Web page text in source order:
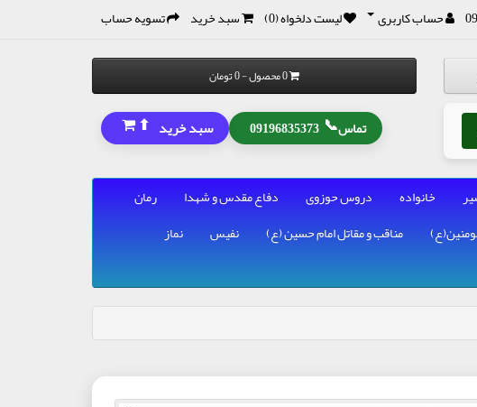
حساب کاربری لیست دلخواه (0) سبد خرید تسویه حساب
0 محصول - 0 تومان
تماس📞
09196835373 سبد خرید ⬆
خانواده دروس حوزوی دفاع مقدس و شهدا
رمان
مناقب و مقاتل امام حسین (ع) نفیس
نماز